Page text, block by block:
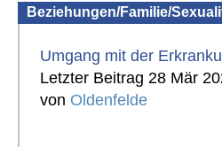
Beziehungen/Familie/
Umgang mit der
Letzter Beitrag 28 Mär
von Oldenfelde